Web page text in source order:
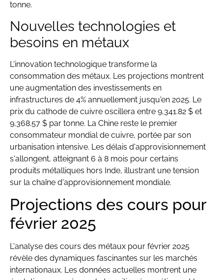
tonne.
Nouvelles technologies et
besoins en métaux
L'innovation technologique transforme la
consommation des métaux. Les projections montrent
une augmentation des investissements en
infrastructures de 4% annuellement jusqu'en 2025. Le
prix du cathode de cuivre oscillera entre 9,341.82 $ et
9,368.57 $ par tonne. La Chine reste le premier
consommateur mondial de cuivre, portée par son
urbanisation intensive. Les délais d'approvisionnement
s'allongent, atteignant 6 à 8 mois pour certains
produits métalliques hors Inde, illustrant une tension
sur la chaîne d'approvisionnement mondiale.
Projections des cours pour
février 2025
L'analyse des cours des métaux pour février 2025
révèle des dynamiques fascinantes sur les marchés
internationaux. Les données actuelles montrent une